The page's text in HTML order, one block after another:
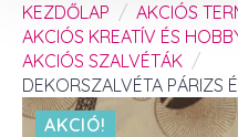
KEZDŐLAP
AKCIÓS
AKCIÓS KREATÍV ÉS
AKCIÓS SZALVÉTÁK
DEKORSZALVÉTA PÁRIZS
AKCIÓ!